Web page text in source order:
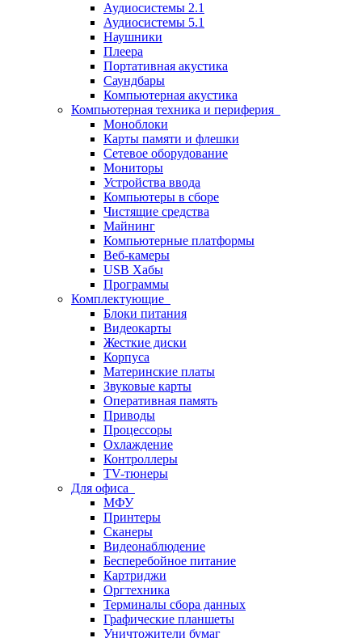
Аудиосистемы 2.1
Аудиосистемы 5.1
Наушники
Плеера
Портативная акустика
Саундбары
Компьютерная акустика
Компьютерная техника и периферия
Моноблоки
Карты памяти и флешки
Сетевое оборудование
Мониторы
Устройства ввода
Компьютеры в сборе
Чистящие средства
Майнинг
Компьютерные платформы
Веб-камеры
USB Хабы
Программы
Комплектующие
Блоки питания
Видеокарты
Жесткие диски
Корпуса
Материнские платы
Звуковые карты
Оперативная память
Приводы
Процессоры
Охлаждение
Контроллеры
TV-тюнеры
Для офиса
МФУ
Принтеры
Сканеры
Видеонаблюдение
Бесперебойное питание
Картриджи
Оргтехника
Терминалы сбора данных
Графические планшеты
Уничтожители бумаг